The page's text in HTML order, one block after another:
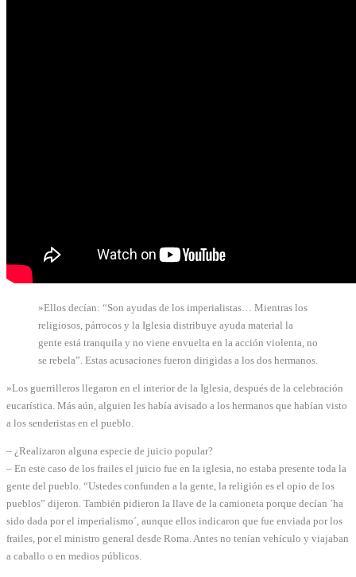
»Ellos decían: “Son ayudas de los imperialistas… Mientras los
religiosos, párrocos y la Iglesia distribuye ayuda material la
gente está tranquila y no viene envuelta en la acción violenta, no
se rebela”. Estas acusaciones fueron dirigidas a los dos hermanos.
»Los guerrilleros llegaron en el interior de la Iglesia, después de la celebración
eucarística. Más aún, alguien les había avisado a los hermanos que habían visto
a los senderistas en el pueblo.
– ¿Realizaron alguna especie de juicio popular?
– En este caso de los frailes el juicio fue en la iglesia, no estaba presente toda la
gente del pueblo. “Ustedes confunden a la gente, la religión es el opio de los
pueblos” dijeron. También pidieron la llave de la camioneta porque decían ´ha
sido dada por el imperialismo´, aunque ellos indicaron que fue enviada por los
frailes, por el ministro general desde Roma. Antes no tenían vehículo y viajaban
a caballo o en medios públicos.